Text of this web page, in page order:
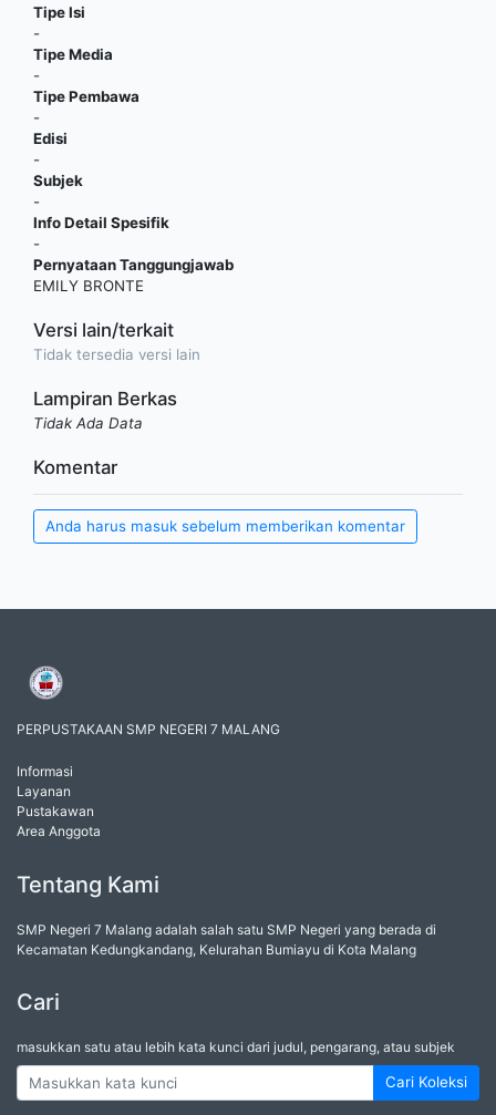
Tipe Isi
-
Tipe Media
-
Tipe Pembawa
-
Edisi
-
Subjek
-
Info Detail Spesifik
-
Pernyataan Tanggungjawab
EMILY BRONTE
Versi lain/terkait
Tidak tersedia versi lain
Lampiran Berkas
Tidak Ada Data
Komentar
Anda harus masuk sebelum memberikan komentar
PERPUSTAKAAN SMP NEGERI 7 MALANG
Informasi
Layanan
Pustakawan
Area Anggota
Tentang Kami
SMP Negeri 7 Malang adalah salah satu SMP Negeri yang berada di
Kecamatan Kedungkandang, Kelurahan Bumiayu di Kota Malang
Cari
masukkan satu atau lebih kata kunci dari judul, pengarang, atau subjek
Cari Koleksi